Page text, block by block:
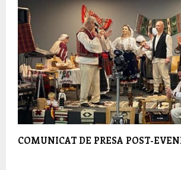
COMUNICAT DE PRESA POST-